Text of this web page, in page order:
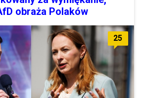
obraża Polaków
25